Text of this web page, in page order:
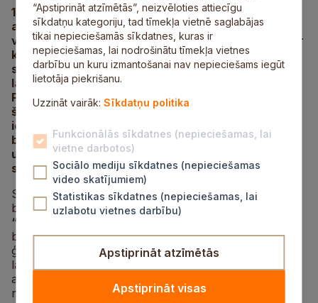
18. maijā Inčukalna pamatskolas 1. a un 1. b klases
audzēkņi piedalījās otrajā lasītprasmes
veicināšanas nodarbībā “Lasi ar suni”, kurā kopā ar
kanisterapijas suņiem Monu un Stellu no Servisa
suņu biedrības “Teodors” un Inčukalna bibliotēku
lasīja grāmatas un vēstules ķepainajiem draugiem.
Projekts veicina lasītprasmi un lasītprieku, jo bērni
šajā laikā lasa suņiem izvēlēto grāmatu vai jau
iepriekš sagatavotu vēstuli. Šī nodarbība palīdz
bērniem atvērties, pārvarēt uzstāšanās bailes,
uzlabot lasītprasmi, jo lasot suņiem pazūd
satraukums, un bērniem rodas pozitīvas emocijas.
Siguldas novadā turpinās arī Latvijas Nacionālās
bibliotēkas izstrādātālasītveicināšanas programma
“Grāmatu starts”
bērniem. Programma uzrunā un iesaista lasīšanā
ģimenes, rūpējas par pirmsskolas vecuma bērnu
lasītprieku, lasītprasmi, izglītību un personības
attīstību, piedāvā izglītojošas, radošas un attīstošas
nodarbības bibliotēkās. Jūnijā paredzētas divas
“Apstiprināt atzīmētās”, neizvēloties attiecīgu
sīkdatņu kategoriju, tad tīmekļa vietnē saglabājas
tikai nepieciešamās sīkdatnes, kuras ir
nepieciešamas, lai nodrošinātu tīmekļa vietnes
darbību un kuru izmantošanai nav nepieciešams iegūt
lietotāja piekrišanu.
Uzzināt vairāk:Sīkdatņu politika
Funkcionālās sīkdatnes (nepieciešamas, lai
vietne darbotos)
Sociālo mediju sīkdatnes (nepieciešamas
video skatījumiem)
Statistikas sīkdatnes (nepieciešamas, lai
uzlabotu vietnes darbību)
Apstiprināt atzīmētās
Apstiprināt visas